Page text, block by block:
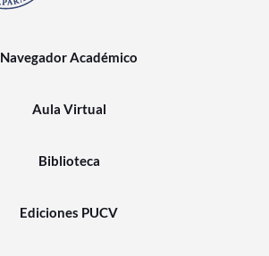
Navegador Académico
Aula Virtual
Biblioteca
Ediciones PUCV